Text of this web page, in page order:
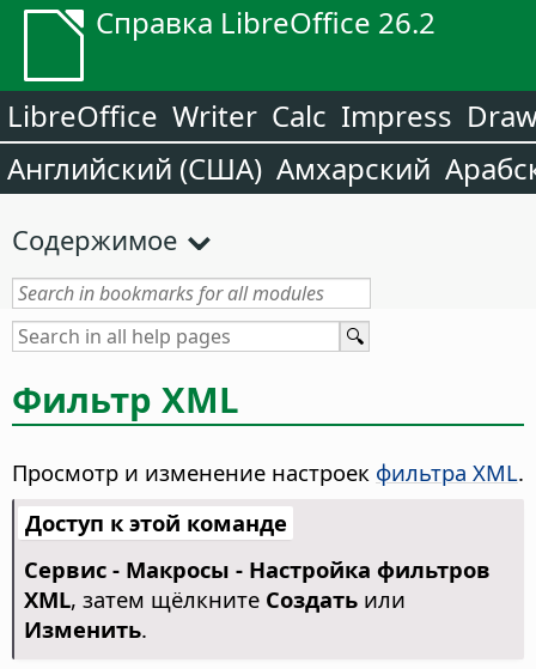
Справка LibreOffice 26.2
LibreOffice Writer Calc Impress
Английский (США) Амхарский
Содержимое
Фильтр XML
Просмотр и изменение настроек фильтра XML.
Доступ к этой команде
Сервис - Макросы - Настройка фильтров
XML, затем щёлкните Создатьили
Изменить.